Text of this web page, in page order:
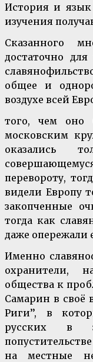
История и
изучения
Сказанного
достаточно
общее и
воздухе всей
того, чем оно
московским
оказались
перевороту,
видели Европу
закопченные
тогда как
даже опережали
Именно
охранители,
общества к
Самарин в своё
Риги’’, в
русских в
на местные